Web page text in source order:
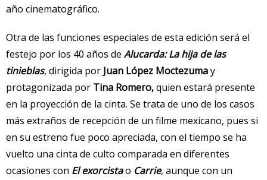
año cinematográfico.
Otra de las funciones especiales de esta edición será el
festejo por los 40 años de Alucarda: La hija de las
tinieblas, dirigida por Juan López Moctezumay
protagonizada por Tina Romero,quien estará presente
en la proyección de la cinta. Se trata de uno de los casos
más extraños de recepción de un filme mexicano, pues si
en su estreno fue poco apreciada, con el tiempo se ha
vuelto una cinta de culto comparada en diferentes
ocasiones con El exorcistao Carrie, aunque con un